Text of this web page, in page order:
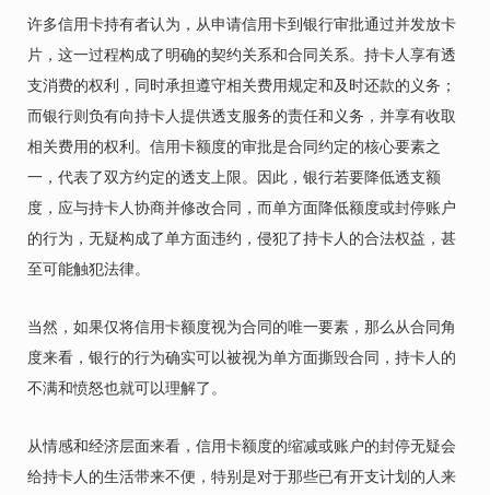
许多信用卡持有者认为，从申请信用卡到银行审批通过并发放卡
片，这一过程构成了明确的契约关系和合同关系。持卡人享有透
支消费的权利，同时承担遵守相关费用规定和及时还款的义务；
而银行则负有向持卡人提供透支服务的责任和义务，并享有收取
相关费用的权利。信用卡额度的审批是合同约定的核心要素之
一，代表了双方约定的透支上限。因此，银行若要降低透支额
度，应与持卡人协商并修改合同，而单方面降低额度或封停账户
的行为，无疑构成了单方面违约，侵犯了持卡人的合法权益，甚
至可能触犯法律。
当然，如果仅将信用卡额度视为合同的唯一要素，那么从合同角
度来看，银行的行为确实可以被视为单方面撕毁合同，持卡人的
不满和愤怒也就可以理解了。
从情感和经济层面来看，信用卡额度的缩减或账户的封停无疑会
给持卡人的生活带来不便，特别是对于那些已有开支计划的人来